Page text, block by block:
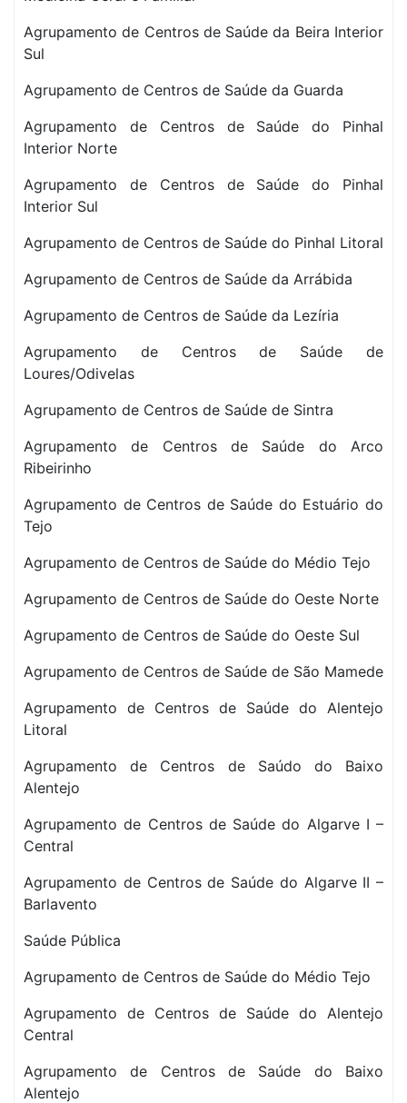
Agrupamento de Centros de Saúde da Beira Interior
Sul
Agrupamento de Centros de Saúde da Guarda
Agrupamento de Centros de Saúde do Pinhal
Interior Norte
Agrupamento de Centros de Saúde do Pinhal
Interior Sul
Agrupamento de Centros de Saúde do Pinhal Litoral
Agrupamento de Centros de Saúde da Arrábida
Agrupamento de Centros de Saúde da Lezíria
Agrupamento de Centros de Saúde de
Loures/Odivelas
Agrupamento de Centros de Saúde de Sintra
Agrupamento de Centros de Saúde do Arco
Ribeirinho
Agrupamento de Centros de Saúde do Estuário do
Tejo
Agrupamento de Centros de Saúde do Médio Tejo
Agrupamento de Centros de Saúde do Oeste Norte
Agrupamento de Centros de Saúde do Oeste Sul
Agrupamento de Centros de Saúde de São Mamede
Agrupamento de Centros de Saúde do Alentejo
Litoral
Agrupamento de Centros de Saúdo do Baixo
Alentejo
Agrupamento de Centros de Saúde do Algarve I –
Central
Agrupamento de Centros de Saúde do Algarve II –
Barlavento
Saúde Pública
Agrupamento de Centros de Saúde do Médio Tejo
Agrupamento de Centros de Saúde do Alentejo
Central
Agrupamento de Centros de Saúde do Baixo
Alentejo